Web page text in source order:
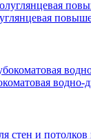
водно-